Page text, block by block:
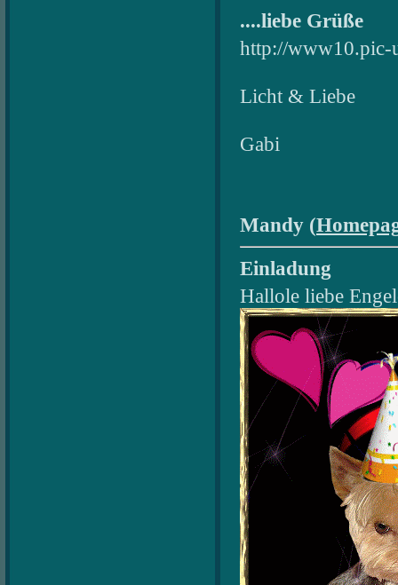
....liebe Grüße
http://www10.pic-
Licht & Liebe
Gabi
Mandy (
Einladung
Hallole liebe